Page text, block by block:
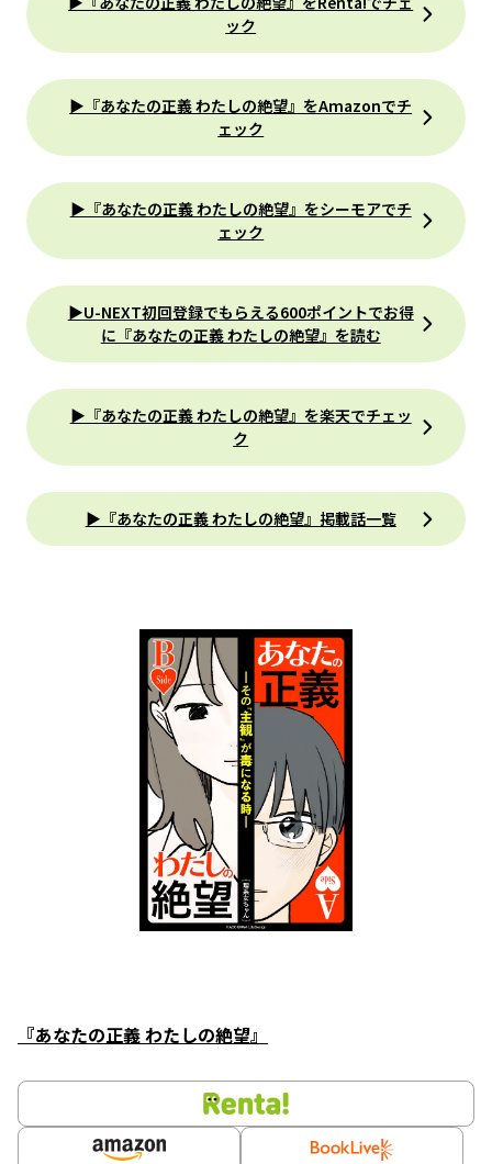
ック
▶『あなたの正義 わたしの絶望』をAmazonでチ
ェック
▶『あなたの正義 わたしの絶望』をシーモアでチ
ェック
▶U-NEXT初回登録でもらえる600ポイントでお得
に『あなたの正義 わたしの絶望』を読む
▶『あなたの正義 わたしの絶望』を楽天でチェッ
ク
▶『あなたの正義 わたしの絶望』掲載話一覧
『あなたの正義 わたしの絶望』